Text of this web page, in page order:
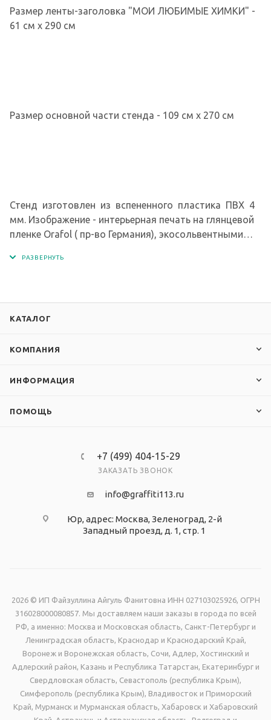
Размер ленты-заголовка "МОИ ЛЮБИМЫЕ ХИМКИ" -
61 см х 290 см
Размер основной части стенда - 109 см х 270 см
Стенд изготовлен из вспененного пластика ПВХ 4
мм. Изображение - интерьерная печать на глянцевой
пленке Orafol ( пр-во Германия), экосольвентными
КАТАЛОГ
КОМПАНИЯ
ИНФОРМАЦИЯ
ПОМОЩЬ
+7 (499) 404-15-29
ЗАКАЗАТЬ ЗВОНОК
info@graffiti113.ru
Юр, адрес: Москва, Зеленоград, 2-й
Западный проезд, д. 1, стр. 1
2026 © ИП Файзуллина Айгуль Фанитовна ИНН 027103025926, ОГРН
316028000080857. Мы доставляем наши заказы в города по всей
РФ, а именно: Москва и Московская область, Санкт-Петербург и
Ленинградская область, Краснодар и Краснодарский Край,
Воронеж и Воронежская область, Сочи, Адлер, Хостинский и
Адлерский район, Казань и Республика Татарстан, Екатеринбург и
Свердловская область, Севастополь (республика Крым),
Симферополь (республика Крым), Владивосток и Приморский
Край, Мурманск и Мурманская область, Хабаровск и Хабаровский